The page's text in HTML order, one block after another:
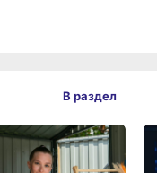
В раздел